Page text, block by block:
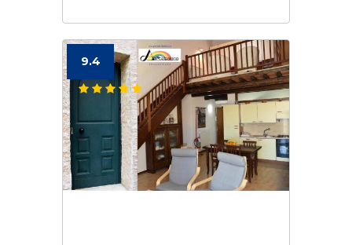
9.4